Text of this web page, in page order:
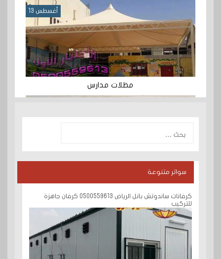
أغسطس 13
مظلات مدارس
عن:
سواتر متنوعة
كرفانات ساندوتش بانل الرياض 0500559613 كرفان جاهزة
للتركيب